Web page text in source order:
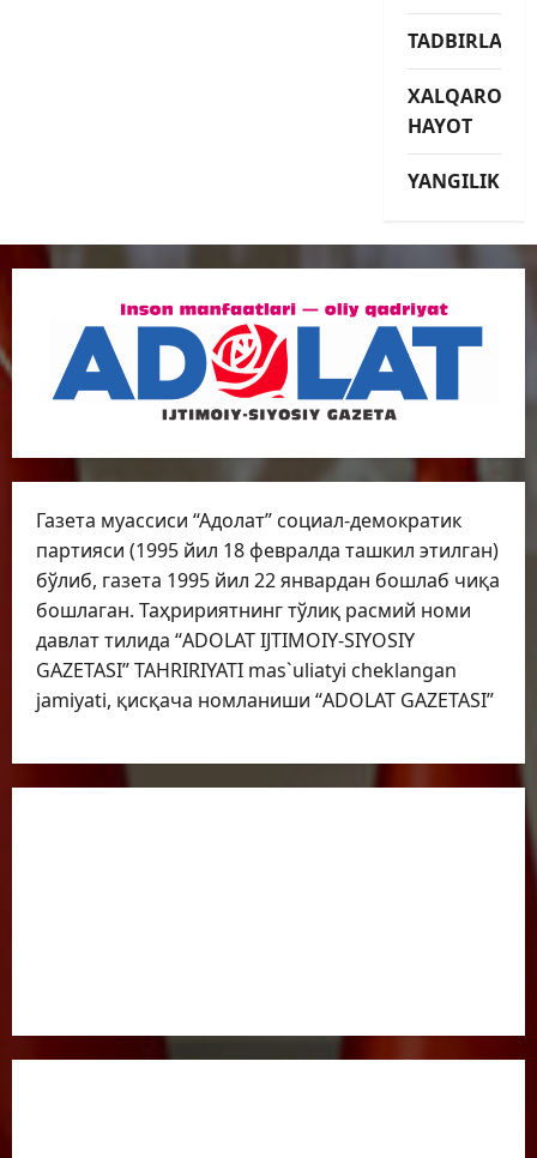
TADBIRLAR
XALQARO
HAYOT
YANGILIKLAR
Газета муассиси “Адолат” социал-демократик
партияси (1995 йил 18 февралда ташкил этилган)
бўлиб, газета 1995 йил 22 январдан бошлаб чиқа
бошлаган. Таҳририятнинг тўлиқ расмий номи
давлат тилида “ADOLAT IJTIMOIY-SIYOSIY
GAZETASI” TAHRIRIYATI mas`uliatyi cheklangan
jamiyati, қисқача номланиши “ADOLAT GAZETASI”